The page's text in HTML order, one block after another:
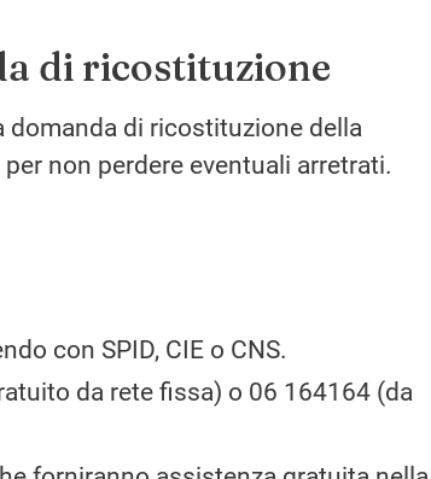
di ricostituzione
domanda di ricostituzione della
non perdere eventuali arretrati.
con SPID, CIE o CNS.
da rete fissa) o 06 164164 (da